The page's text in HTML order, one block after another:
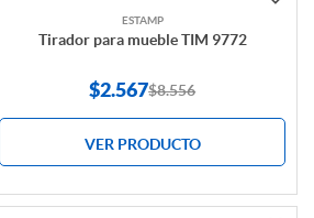
ESTAMP
Tirador para mueble TIM 9772
$2.567$8.556
VER PRODUCTO